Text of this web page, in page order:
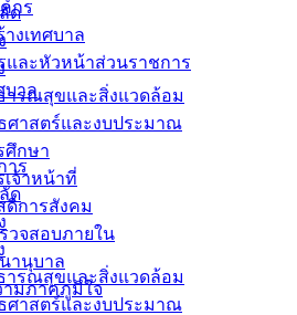
ด
ารณสุขและสิ่งแวดล้อม
ศาสตร์และงบประมาณ
ศึกษา
เจ้าหน้าที่
ดิการสังคม
วจสอบภายใน
านุบาล
ามภาคภูมิใจ
กร
งเทศบาล
และหัวหน้าส่วนราชการ
บาล
าร
ด
ารณสุขและสิ่งแวดล้อม
ศาสตร์และงบประมาณ